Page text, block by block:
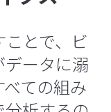
とで、ビ
ータに溺
ての組み